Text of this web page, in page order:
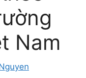
Nam